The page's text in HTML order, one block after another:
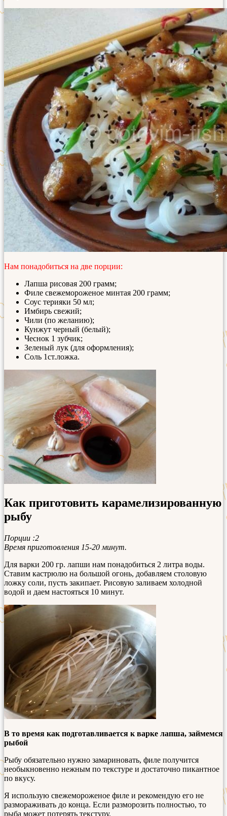
Нам понадобиться на две порции:
Лапша рисовая 200 грамм;
Филе свежемороженое минтая 200 грамм;
Соус терияки 50 мл;
Имбирь свежий;
Чили (по желанию);
Кунжут черный (белый);
Чеснок 1 зубчик;
Зеленый лук (для оформления);
Соль 1ст.ложка.
Как приготовить карамелизированную
рыбу
Порции :2
Время приготовления 15-20 минут.
Для варки 200 гр. лапши нам понадобиться 2 литра воды.
Ставим кастрюлю на большой огонь, добавляем столовую
ложку соли, пусть закипает. Рисовую заливаем холодной
водой и даем настояться 10 минут.
В то время как подготавливается к варке лапша, займемся
рыбой
Рыбу обязательно нужно замариновать, филе получится
необыкновенно нежным по текстуре и достаточно пикантное
по вкусу.
Я использую свежемороженое филе и рекомендую его не
размораживать до конца. Если разморозить полностью, то
рыба может потерять текстуру.